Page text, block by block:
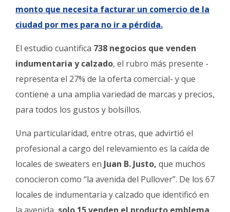
monto que necesita facturar un comercio de la
ciudad por mes para no ir a pérdida.
El estudio cuantifica 738 negocios que venden
indumentaria y calzado, el rubro más presente -
representa el 27% de la oferta comercial- y que
contiene a una amplia variedad de marcas y precios,
para todos los gustos y bolsillos.
Una particularidad, entre otras, que advirtió el
profesional a cargo del relevamiento es la caída de
locales de sweaters en Juan B. Justo, que muchos
conocieron como “la avenida del Pullover”. De los 67
locales de indumentaria y calzado que identificó en